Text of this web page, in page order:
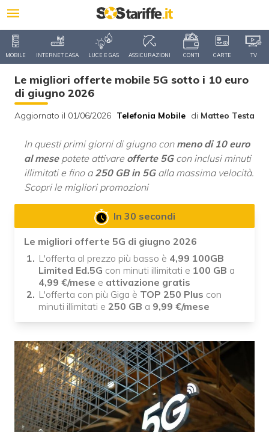
MOBILE INTERNET CASA LUCE E GAS ASSICURAZIONI CONTI CARTE TV
Le migliori offerte mobile 5G sotto i 10 euro
di giugno 2026
Aggiornato il 01/06/2026 Telefonia Mobile di Matteo Testa
In questi primi giorni di giugno conmeno di 10 euro
al mesepotete attivare offerte 5Gcon inclusi minuti
illimitati e fino a 250 GB in 5Galla massima velocità.
Scopri le migliori promozioni
In 30 secondi
Le migliori offerte 5G di giugno 2026
L'offerta al prezzo più basso è 4,99 100GB
Limited Ed.5G con minuti illimitati e 100 GB a
4,99 €/mese e attivazione gratis
L'offerta con più Giga è TOP 250 Plus con
minuti illimitati e 250 GB a 9,99 €/mese